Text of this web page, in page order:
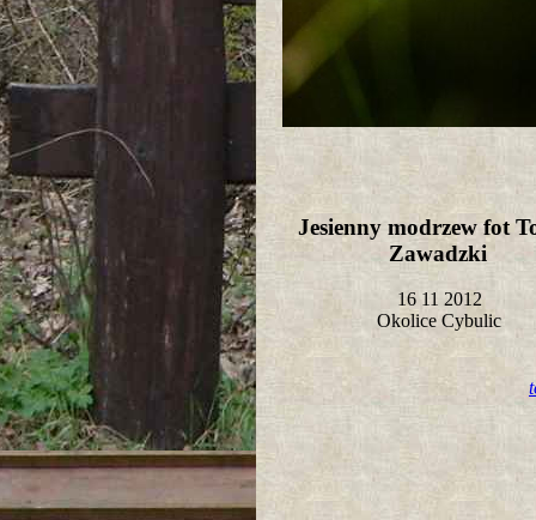
Jesienny modrzew fot
Zawadzki
16 11 2012
Okolice Cybulic